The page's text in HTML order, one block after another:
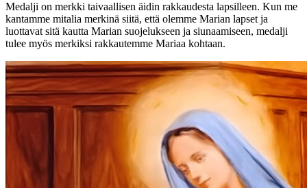
Medalji on merkki taivaallisen äidin rakkaudesta lapsilleen. Kun me
kantamme mitalia merkinä siitä, että olemme Marian lapset ja
luottavat sitä kautta Marian suojelukseen ja siunaamiseen, medalji
tulee myös merkiksi rakkautemme Mariaa kohtaan.